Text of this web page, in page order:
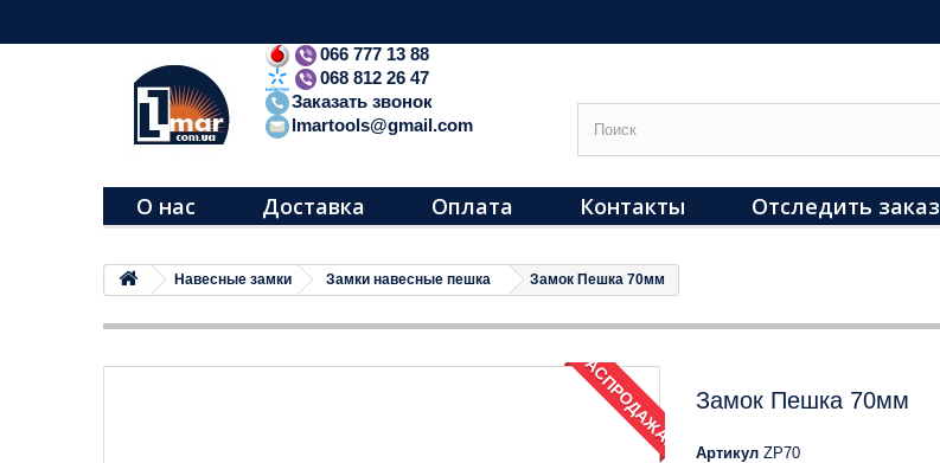
066 777 13 88
068 812 26 47
Заказать звонок
lmartools@gmail.com
О нас Доставка Оплата Контакты Отследить заказ
Навесные замки Замки навесные пешка Замок Пешка 70мм
РАСПРОДАЖА! Замок Пешка 70мм
Артикул ZP70